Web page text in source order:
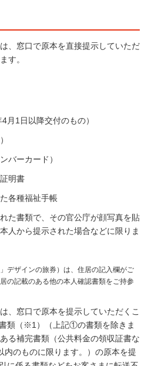
、窓口で原本を直接提示していただ
す。
月1日以降交付のもの）
バーカード）
明書
各種福祉手帳
た書類で、その官公庁が顔写真を貼
人から提示された場合などに限りま
デザインの旅券）は、住居の記入欄がご
の記載のある他の本人確認書類をご持参
、窓口で原本を提示していただくこ
類（※1）（上記①の書類を除きま
る補完書類（公共料金の領収証書な
内のものに限ります。）の原本を提